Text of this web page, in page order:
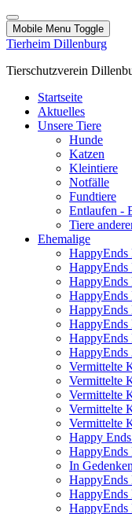
Mobile Menu Toggle
Tierheim Dillenburg
Tierschutzverein
Startseite
Aktuelles
Unsere Tiere
Hunde
Katzen
Kleintiere
Notfälle
Fundtiere
Entlaufen -
Tiere
Ehemalige
HappyEnds
HappyEnds
HappyEnds
HappyEnds
HappyEnds
HappyEnds
HappyEnds
HappyEnds
Vermittelte
Vermittelte
Vermittelte
Vermittelte
Vermittelte
Happy
HappyEnds
In Gedenken
HappyEnds
HappyEnds
HappyEnds